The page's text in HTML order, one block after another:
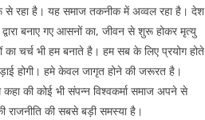
से रहा है। यह समाज तकनीक में अव्वल रहा है। देश
द्वारा बनाए गए आसनों का, जीवन से शुरू होकर मृत्यु
का चर्च भी हम बनाते है। हम सब के लिए प्रयोग होते
होगी। हमे केवल जागृत होने की जरूरत है।
की कोई भी संपन्न विश्वकर्मा समाज अपने से
राजनीति की सबसे बड़ी समस्या है।